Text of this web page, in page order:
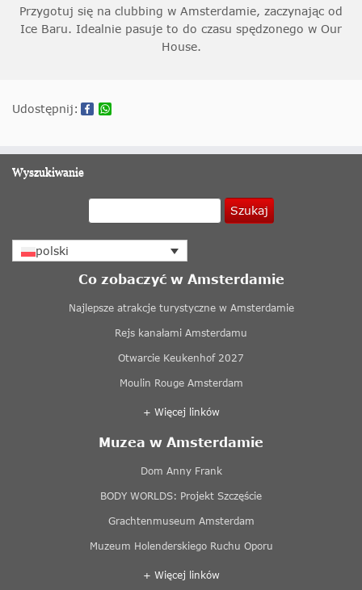
Przygotuj się na clubbing w Amsterdamie, zaczynając od
Ice Baru. Idealnie pasuje to do czasu spędzonego w Our
House.
Udostępnij:
Wyszukiwanie
Szukaj
polski
Co zobaczyć w Amsterdamie
Najlepsze atrakcje turystyczne w Amsterdamie
Rejs kanałami Amsterdamu
Otwarcie Keukenhof 2027
Moulin Rouge Amsterdam
+ Więcej linków
Muzea w Amsterdamie
Dom Anny Frank
BODY WORLDS: Projekt Szczęście
Grachtenmuseum Amsterdam
Muzeum Holenderskiego Ruchu Oporu
+ Więcej linków